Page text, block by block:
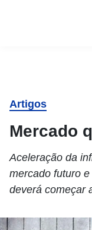
Artigos
Mercado
Aceleração da
mercado futuro
deverá começar